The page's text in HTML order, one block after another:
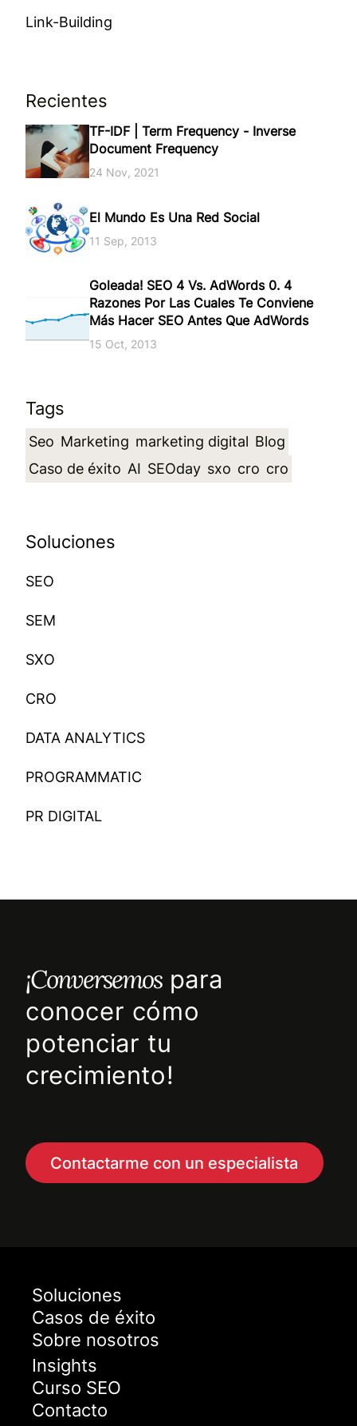
Link-Building
Recientes
TF-IDF | Term Frequency - Inverse
Document Frequency
24 Nov, 2021
El Mundo Es Una Red Social
11 Sep, 2013
Goleada! SEO 4 Vs. AdWords 0. 4
Razones Por Las Cuales Te Conviene
Más Hacer SEO Antes Que AdWords
15 Oct, 2013
Tags
Seo Marketing marketing digital Blog
Caso de éxito AI SEOday sxo cro cro
Soluciones
SEO
SEM
SXO
CRO
DATA ANALYTICS
PROGRAMMATIC
PR DIGITAL
¡Conversemospara
conocer cómo
potenciar tu
crecimiento!
Contactarme con un especialista
Soluciones
Casos de éxito
Sobre nosotros
Insights
Curso SEO
Contacto